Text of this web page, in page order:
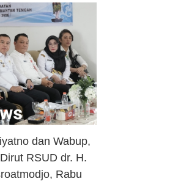
dan Wabup,
RSUD dr. H.
Rabu